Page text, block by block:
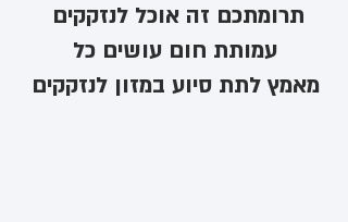
תרומתכם זה אוכל לנזקקים ​
עמותת חום עושים כל
מאמץ לתת סיוע במזון לנזקקים